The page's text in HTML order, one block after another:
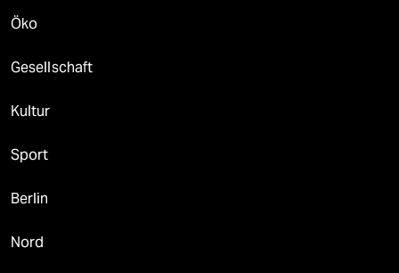
Öko
Gesellschaft
Kultur
Sport
Berlin
Nord